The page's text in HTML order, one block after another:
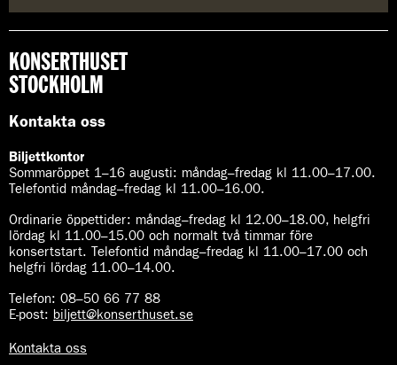
KONSERTHUSET
STOCKHOLM
Kontakta oss
Biljettkontor
Sommaröppet 1–16 augusti: måndag–fredag kl 11.00–17.00.
Telefontid måndag–fredag kl 11.00–16.00.
Ordinarie öppettider: måndag–fredag kl 12.00–18.00, helgfri
lördag kl 11.00–15.00 och normalt två timmar före
konsertstart. Telefontid måndag–fredag kl 11.00–17.00 och
helgfri lördag 11.00–14.00.
Telefon: 08–50 66 77 88
E-post: biljett@konserthuset.se
Kontakta oss